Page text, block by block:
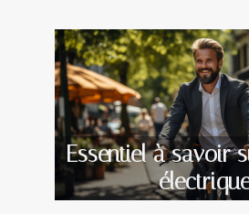
Essentiel à savoir